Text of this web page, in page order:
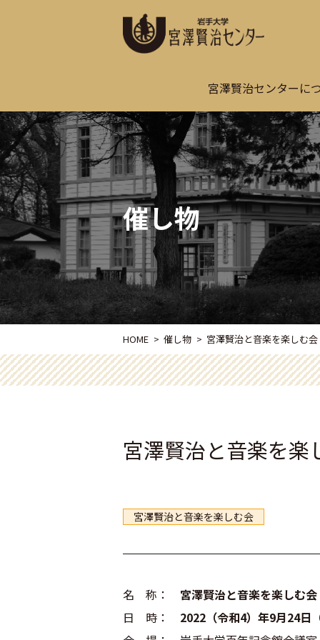
宮澤賢治センターに
催し物
HOME 催し物 宮澤賢治と音楽を楽しむ会
宮澤賢治と音楽を楽
宮澤賢治と音楽を楽しむ会
名 称： 宮澤賢治と音楽を楽しむ会
日 時： 2022（令和4）年9月24日